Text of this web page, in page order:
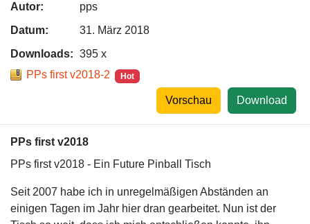
Autor:
pps
Datum:
31. März 2018
Downloads: 395 x
PPs first v2018-2
Hot
Download
Vorschau
PPs first v2018
PPs first v2018 - Ein Future Pinball Tisch
Seit 2007 habe ich in unregelmäßigen Abständen an
einigen Tagen im Jahr hier dran gearbeitet. Nun ist der